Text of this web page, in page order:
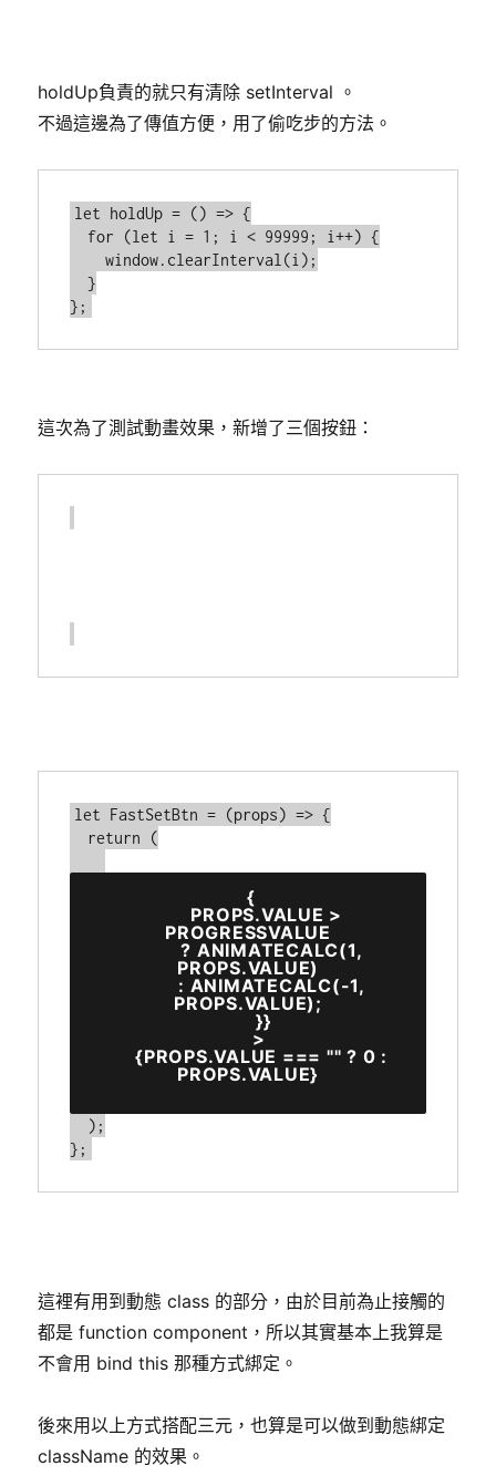
holdUp負責的就只有清除 setInterval 。
不過這邊為了傳值方便，用了偷吃步的方法。
let holdUp = () => {
    window.clearInterval(i);
  }
};
這次為了測試動畫效果，新增了三個按鈕：
let FastSetBtn = (props) => {
{
        PROPS.VALUE >
PROGRESSVALUE
          ? ANIMATECALC(1,
PROPS.VALUE)
          : ANIMATECALC(-1,
PROPS.VALUE);
      }}
    >
      {PROPS.VALUE === "" ? 0 :
PROPS.VALUE}
};
這裡有用到動態 class 的部分，由於目前為止接觸的
都是 function component，所以其實基本上我算是
不會用 bind this 那種方式綁定。
後來用以上方式搭配三元，也算是可以做到動態綁定
className 的效果。